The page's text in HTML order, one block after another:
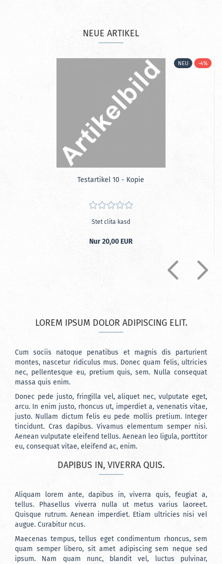
NEUE ARTIKEL
NEU -4%
Te­st­ar­ti­kel 10 - Kopie
Stet clita kasd
Nur 20,00 EUR
LOREM IPSUM DOLOR ADIPISCING ELIT.
Cum sociis natoque penatibus et magnis dis parturient
montes, nascetur ridiculus mus. Donec quam felis, ultricies
nec, pellentesque eu, pretium quis, sem. Nulla consequat
massa quis enim.
Donec pede justo, fringilla vel, aliquet nec, vulputate eget,
arcu. In enim justo, rhoncus ut, imperdiet a, venenatis vitae,
justo. Nullam dictum felis eu pede mollis pretium. Integer
tincidunt. Cras dapibus. Vivamus elementum semper nisi.
Aenean vulputate eleifend tellus. Aenean leo ligula, porttitor
eu, consequat vitae, eleifend ac, enim.
DAPIBUS IN, VIVERRA QUIS.
Aliquam lorem ante, dapibus in, viverra quis, feugiat a,
tellus. Phasellus viverra nulla ut metus varius laoreet.
Quisque rutrum. Aenean imperdiet. Etiam ultricies nisi vel
augue. Curabitur ncus.
Maecenas tempus, tellus eget condimentum rhoncus, sem
quam semper libero, sit amet adipiscing sem neque sed
ipsum. Nam quam nunc, blandit vel, luctus pulvinar,